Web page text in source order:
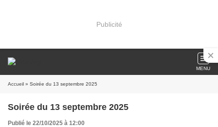
Publicité
MENU
Accueil » Soirée du 13 septembre 2025
Soirée du 13 septembre 2025
Publié le 22/10/2025 à 12:00